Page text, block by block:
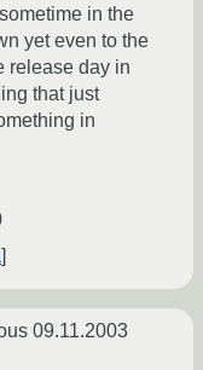
in the
yet even to the
release day in
that just
in
09.11.2003